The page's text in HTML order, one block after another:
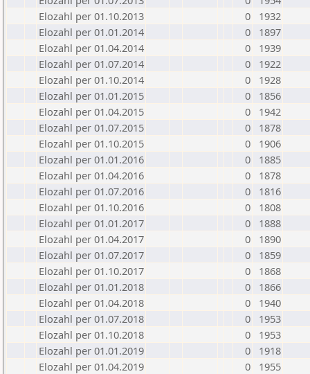
Elozahl per 01.10.2013
0
1932
Elozahl per 01.01.2014
0
1897
Elozahl per 01.04.2014
0
1939
Elozahl per 01.07.2014
0
1922
Elozahl per 01.10.2014
0
1928
Elozahl per 01.01.2015
0
1856
Elozahl per 01.04.2015
0
1942
Elozahl per 01.07.2015
0
1878
Elozahl per 01.10.2015
0
1906
Elozahl per 01.01.2016
0
1885
Elozahl per 01.04.2016
0
1878
Elozahl per 01.07.2016
0
1816
Elozahl per 01.10.2016
0
1808
Elozahl per 01.01.2017
0
1888
Elozahl per 01.04.2017
0
1890
Elozahl per 01.07.2017
0
1859
Elozahl per 01.10.2017
0
1868
Elozahl per 01.01.2018
0
1866
Elozahl per 01.04.2018
0
1940
Elozahl per 01.07.2018
0
1953
Elozahl per 01.10.2018
0
1953
Elozahl per 01.01.2019
0
1918
Elozahl per 01.04.2019
0
1955